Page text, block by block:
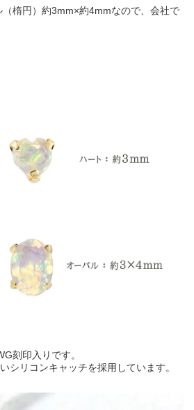
楕円）約3mm×約4mmなので、会社で
刻印入りです。
シリコンキャッチを採用しています。